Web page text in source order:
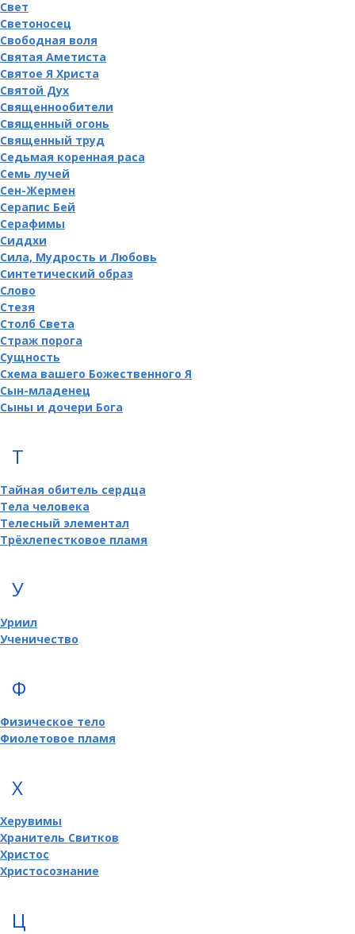
Свет
Светоносец
Свободная воля
Святая Аметиста
Святое Я Христа
Святой Дух
Священнообители
Священный огонь
Священный труд
Седьмая коренная раса
Семь лучей
Сен-Жермен
Серапис Бей
Серафимы
Сиддхи
Сила, Мудрость и Любовь
Синтетический образ
Слово
Стезя
Столб Света
Страж порога
Сущность
Схема вашего Божественного Я
Сын-младенец
Сыны и дочери Бога
Т
Тайная обитель сердца
Тела человека
Телесный элементал
Трёхлепестковое пламя
У
Уриил
Ученичество
Ф
Физическое тело
Фиолетовое пламя
Х
Херувимы
Хранитель Свитков
Христос
Христосознание
Ц